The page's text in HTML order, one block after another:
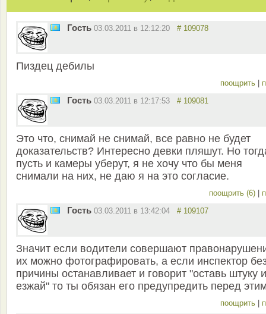
Гость 03.03.2011 в 12:12:20 # 109078
Пиздец дебилы
поощрить
Гость 03.03.2011 в 12:17:53 # 109081
Это что, снимай не снимай, все равно не будет
доказательств? Интересно девки пляшут. Но
пусть и камеры уберут, я не хочу что бы меня
снимали на них, не даю я на это согласие.
поощрить (6)
Гость 03.03.2011 в 13:42:04 # 109107
Значит если водители совершают
их можно фотографировать, а если инспектор
причины останавливает и говорит "оставь штуку и
езжай" то ты обязан его предупредить перед
поощрить